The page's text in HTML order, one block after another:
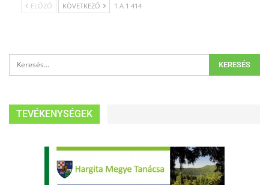
ELŐZŐ KÖVETKEZŐ 1 A 1 414
TEVÉKENYSÉGEK